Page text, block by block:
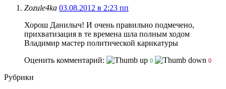
Zozule4ka 03.08.2012 в 2:23 пп
Хорош Данилыч! И очень правильно подмечено,
прихватизация в те времена шла полным ходом
Владимир мастер политической карикатуры
Оценить комментарий:
0 0
Рубрики